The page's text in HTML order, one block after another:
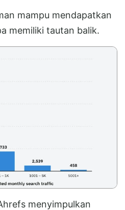
mampu mendapatkan
memiliki tautan balik.
menyimpulkan